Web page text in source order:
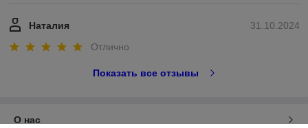
31.10.2024
Наталия
Отлично
Показать все отзывы
О нас